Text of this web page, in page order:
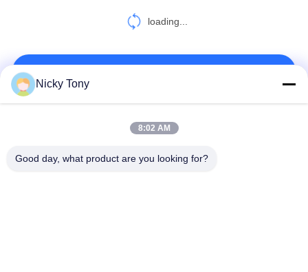
인
정
장식적인 철망사
loading...
Nicky Tony
8:02 AM
Good day, what product are you looking for?